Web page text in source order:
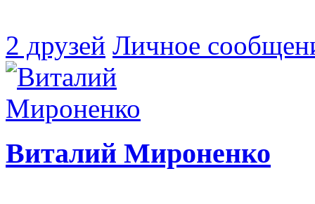
2 друзей Личное
Виталий Мироненко